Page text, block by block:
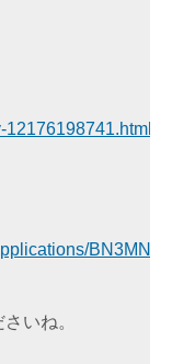
12176198741.html
BN3MN
いね。